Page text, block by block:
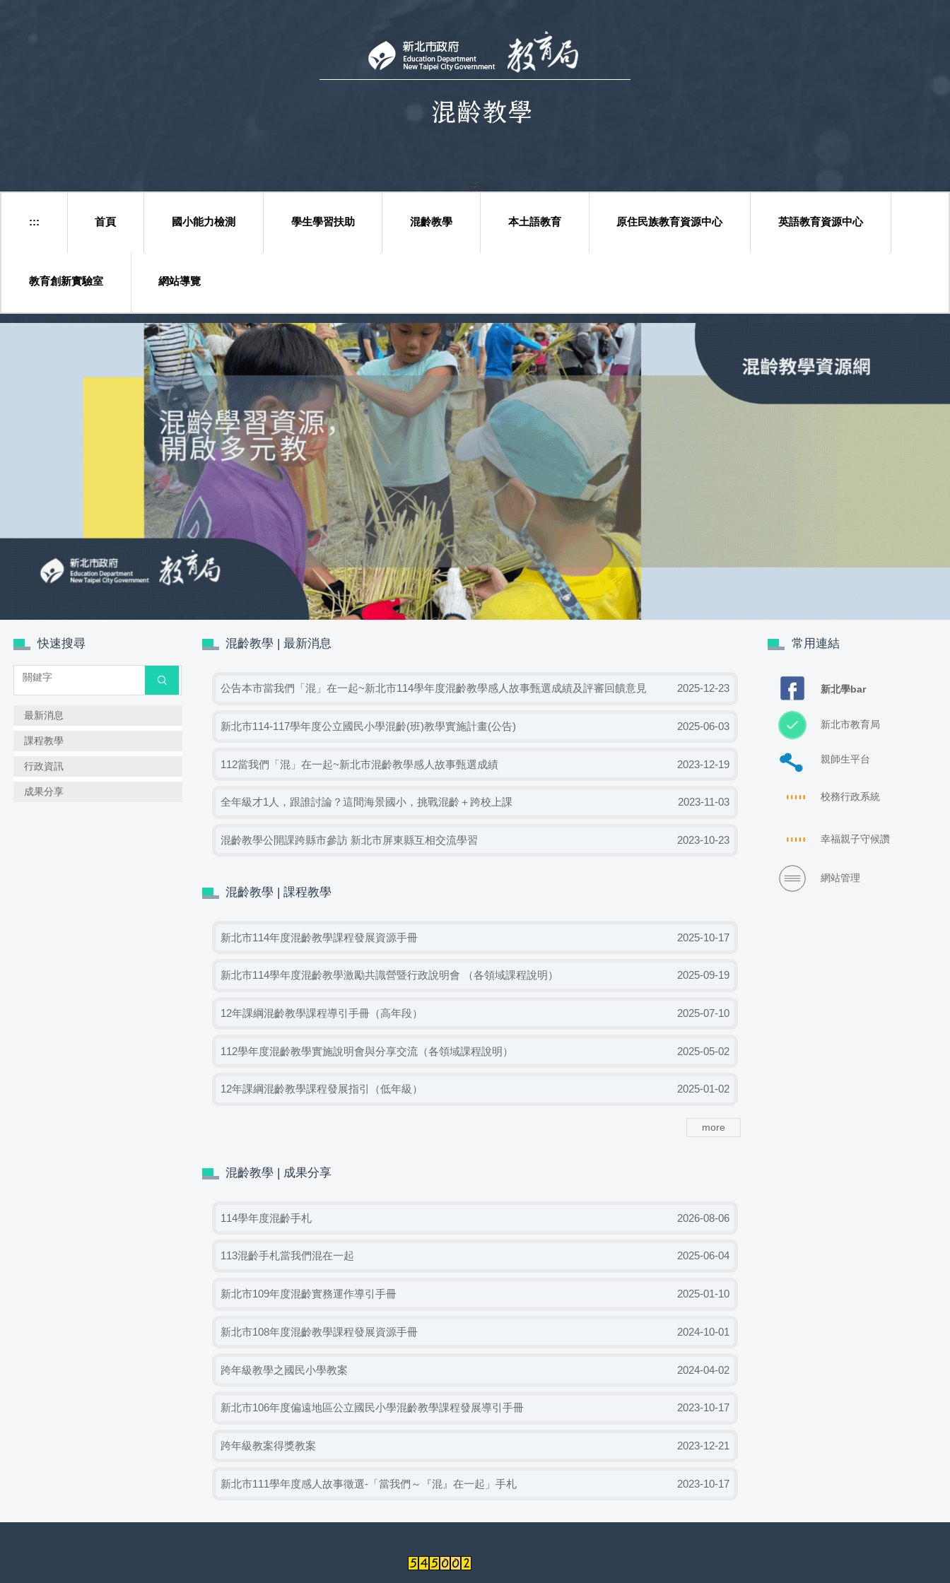
:::
::: 首頁 國小能力檢測 學生學習扶助 混齡教學 本土語教育 原住民族教育資源中心 英語教育資源中心
教育創新實驗室 網站導覽
快速搜尋
搜尋
最新消息
課程教學
行政資訊
成果分享
混齡教學 | 最新消息
公告本市當我們「混」在一起~新北市114學年度混齡教學感人故事甄選成績及評審回饋意見 2025-12-23
新北市114-117學年度公立國民小學混齡(班)教學實施計畫(公告) 2025-06-03
112當我們「混」在一起~新北市混齡教學感人故事甄選成績 2023-12-19
全年級才1人，跟誰討論？這間海景國小，挑戰混齡＋跨校上課 2023-11-03
混齡教學公開課跨縣市參訪 新北市屏東縣互相交流學習 2023-10-23
混齡教學 | 課程教學
新北市114年度混齡教學課程發展資源手冊 2025-10-17
新北市114學年度混齡教學激勵共識營暨行政說明會 （各領域課程說明） 2025-09-19
12年課綱混齡教學課程導引手冊（高年段） 2025-07-10
112學年度混齡教學實施說明會與分享交流（各領域課程說明） 2025-05-02
12年課綱混齡教學課程發展指引（低年級） 2025-01-02
more
混齡教學 | 成果分享
114學年度混齡手札 2026-08-06
113混齡手札當我們混在一起 2025-06-04
新北市109年度混齡實務運作導引手冊 2025-01-10
新北市108年度混齡教學課程發展資源手冊 2024-10-01
跨年級教學之國民小學教案 2024-04-02
新北市106年度偏遠地區公立國民小學混齡教學課程發展導引手冊 2023-10-17
跨年級教案得獎教案 2023-12-21
新北市111學年度感人故事徵選-「當我們～『混』在一起」手札 2023-10-17
常用連結
新北學bar
新北市教育局
親師生平台
校務行政系統
幸福親子守候讚
網站管理